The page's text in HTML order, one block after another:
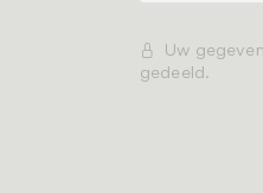
Uw
gedeeld.